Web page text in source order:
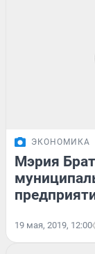
ЭКОНОМИКА
Мэрия
19 мая, 2019, 12:00